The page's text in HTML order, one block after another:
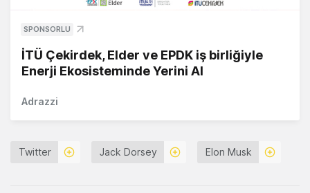
SPONSORLU
İTÜ Çekirdek, Elder ve EPDK iş birliğiyle
Enerji Ekosisteminde Yerini Al
Adrazzi
Twitter Jack Dorsey Elon Musk